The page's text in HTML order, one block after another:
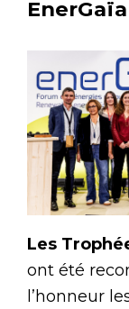
EnerGaïa
Les
ont été
l’honneur